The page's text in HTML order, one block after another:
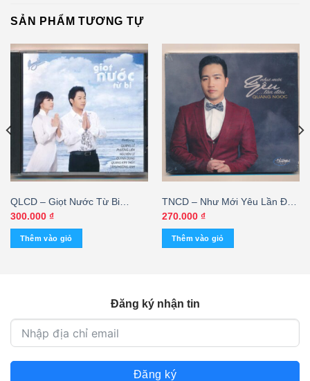
SẢN PHẨM TƯƠNG TỰ
QLCD – Giọt Nước Từ Bi
(TNCD)
300.000 ₫
Thêm vào giỏ
TNCD – Như Mới Yêu Lần Đầu
– Quang Ngọc (SEAL)
270.000 ₫
Thêm vào giỏ
Đăng ký nhận tin
Đăng ký